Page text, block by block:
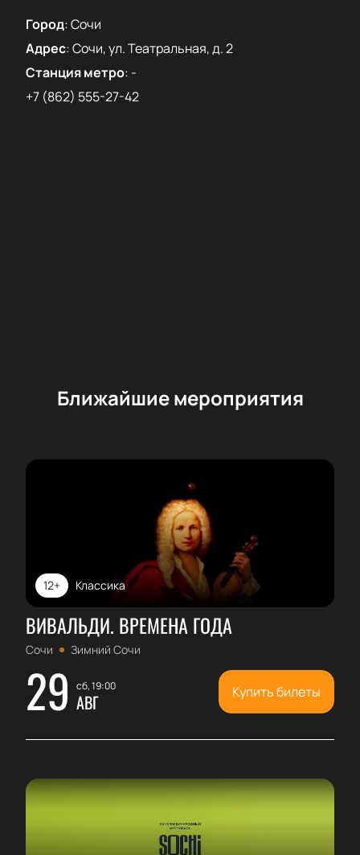
Город:Сочи
Адрес:Сочи, ул. Театральная, д. 2
Станция метро: -
+7 (862) 555-27-42
Ближайшие мероприятия
Классика
12+
ВИВАЛЬДИ. ВРЕМЕНА ГОДА
Сочи Зимний Сочи
29 сб, 19:00
АВГ Купить билеты